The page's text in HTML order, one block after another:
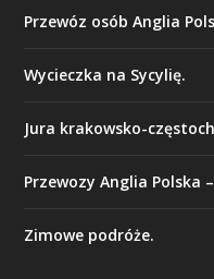
Przewóz osób Anglia
Wycieczka na Sycylię.
Jura krakowsko-
Przewozy Anglia Polska
Zimowe podróże.